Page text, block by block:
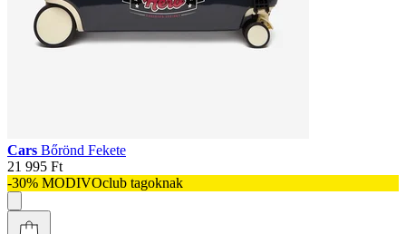
Cars Bőrönd Fekete
21 995 Ft
-30% MODIVOclub tagoknak